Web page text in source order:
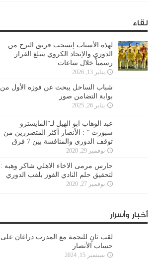
لقاء
لهذه الأسباب إنسحب فريق البرج من
الدوري والإتحاد الكروي يتبلغ القرار
رسمياً خلال ساعات
يناير 13, 2026
شباب الساحل يبحث عن فوزه الأول من
بوابة التضامن صور
يناير 26, 2025
عبد الوهاب ابو الهيل لـ”المايسترو
سبورت ” : الأنصار أكثر المتضررين من
توقف الدوري والمنافسة بين 7 فرق
نوفمبر 29, 2020
حارس مرمى الاخاء الاهلي شاكر وهبه :
لتحقيق حلم النادي الفوز بلقب الدوري
نوفمبر 27, 2020
أخبار وأسرار
لقب ثانٍ للنجمة مع المدرب دراغان على
حساب الأنصار
سبتمبر 15, 2024